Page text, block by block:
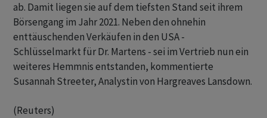
ab. Damit liegen sie auf dem tiefsten Stand seit ihrem
Börsengang im Jahr 2021. Neben den ohnehin
enttäuschenden Verkäufen in den USA -
Schlüsselmarkt für Dr. Martens - sei im Vertrieb nun ein
weiteres Hemmnis entstanden, kommentierte
Susannah Streeter, Analystin von Hargreaves Lansdown.
(Reuters)